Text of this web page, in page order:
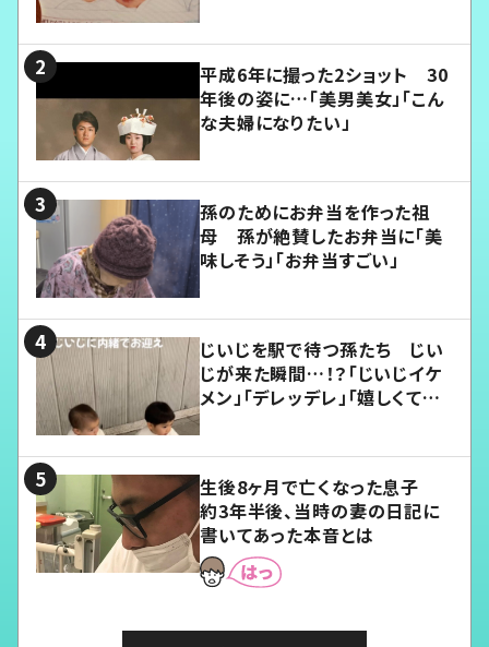
平成6年に撮った2ショット 30
年後の姿に…「美男美女」「こん
な夫婦になりたい」
孫のためにお弁当を作った祖
母 孫が絶賛したお弁当に「美
味しそう」「お弁当すごい」
じいじを駅で待つ孫たち じい
じが来た瞬間…！？「じいじイケ
メン」「デレッデレ」「嬉しくて可
生後8ヶ月で亡くなった息子
約3年半後、当時の妻の日記に
書いてあった本音とは